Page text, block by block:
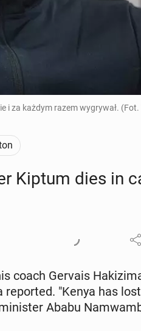
i za każdym razem wygrywał. (Fot.
Kiptum dies in
coach Gervais
"Kenya has
Ababu